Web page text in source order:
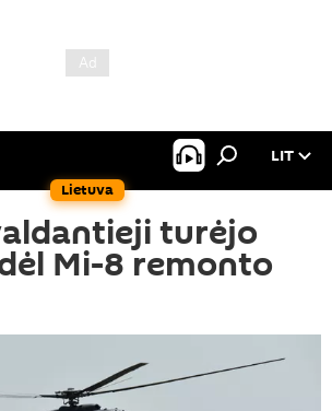
Lietuva
LIT
turėjo
Mi-8 remonto